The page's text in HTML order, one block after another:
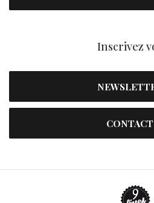
Inscrivez
CONTACT